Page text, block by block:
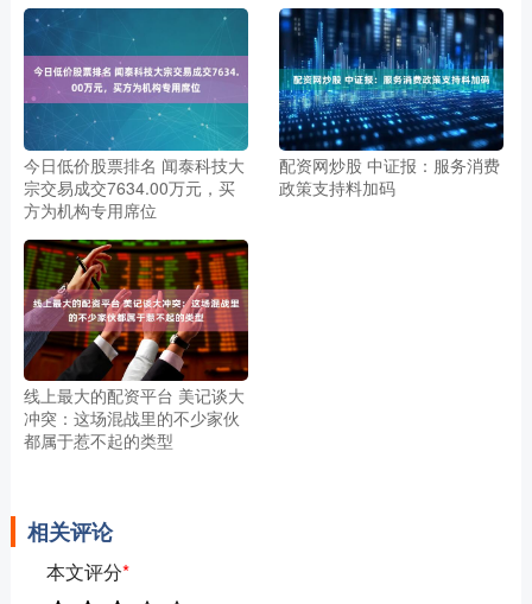
今日低价股票排名 闻泰科技大
宗交易成交7634.00万元，买
方为机构专用席位
配资网炒股 中证报：服务消费
政策支持料加码
线上最大的配资平台 美记谈大
冲突：这场混战里的不少家伙
都属于惹不起的类型
相关评论
本文评分*